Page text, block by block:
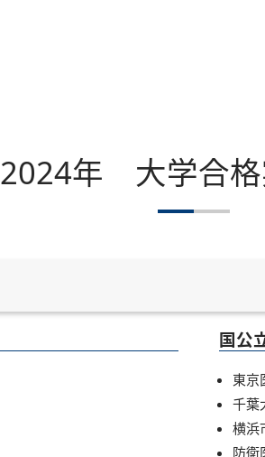
2024年 大学合格
国公
東京
千葉
横浜
防衛